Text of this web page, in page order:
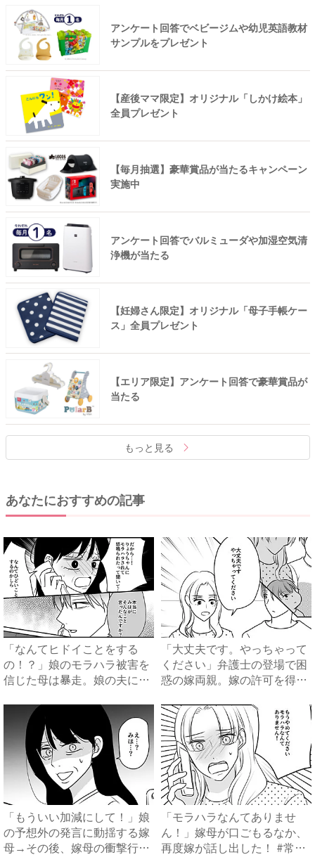
アンケート回答でベビージムや幼児英語教材
サンプルをプレゼント
【産後ママ限定】オリジナル「しかけ絵本」
全員プレゼント
【毎月抽選】豪華賞品が当たるキャンペーン
実施中
アンケート回答でバルミューダや加湿空気清
浄機が当たる
【妊婦さん限定】オリジナル「母子手帳ケー
ス」全員プレゼント
【エリア限定】アンケート回答で豪華賞品が
当たる
もっと見る
あなたにおすすめの記事
「なんてヒドイことをする
の！？」娘のモラハラ被害を
信じた母は暴走。娘の夫に電
「大丈夫です。やっちゃって
ください」弁護士の登場で困
惑の嫁両親。嫁の許可を得た
「もういい加減にして！」娘
の予想外の発言に動揺する嫁
母→その後、嫁母の衝撃行動
「モラハラなんてありませ
ん！」嫁母が口ごもるなか、
再度嫁が話し出した！ #常識